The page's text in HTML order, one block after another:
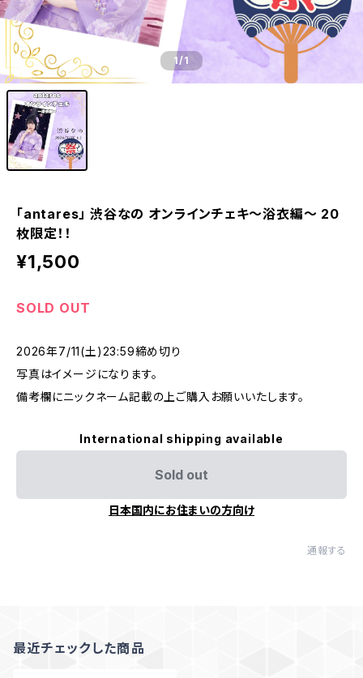
1/1
「antares」 渋谷なの オンラインチェキ〜浴衣編〜 20
枚限定！！
¥1,500
SOLD OUT
2026年7/11(土)23:59締め切り
写真はイメージになります。
備考欄にニックネーム記載の上ご購入お願いいたします。
International shipping available
Sold out
日本国内にお住まいの方向け
通報する
最近チェックした商品